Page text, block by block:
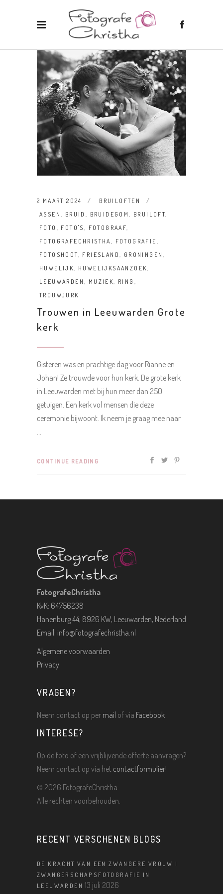
2 MAART 2024
BRUILOFTEN
ASSEN , BRUID , BRUIDEGOM, BRUILOFT,
FOTO , FOTO'S , FOTOGRAAF,
FOTOGRAFECHRISTHA, FOTOGRAFIE ,
FOTOSHOOT, FRIESLAND, GRONINGEN,
HUWELIJK, HUWELIJKSAANZOEK,
LEEUWARDEN, MUZIEK, RING ,
TROUWJURK
Trouwen in Leeuwarden Grote
kerk
Gisteren was en prachtige dag voor Rianne en
Johan! Ze trouwde voor hun kerk. De grote kerk
in Leeuwarden met bij hun meer dan 250
getuigen. Een kerk vol mensen die deze
ceremonie bijwoont. Ik neem je graag mee naar
CONTINUE READING
FotografeChristha
KvK: 64756238
Hanenburg 44, 8926 KW, Leeuwarden, Nederland
Email: info@fotografechristha.nl
Algemene voorwaarden
Privacy
VRAGEN?
Neem contact op per mail of via Facebook
INTERESE?
Op de foto of een vrijblijvende offerte aanvragen?
Neem contact op via het contactformulier!
© 2026 FotografeChristha.
Alle rechten voorbehouden.
RECENT VERSCHENEN BLOGS
DE KRACHT VAN EEN ZWANGERE VROUW |
ZWANGERSCHAPSFOTOGRAFIE IN
LEEUWARDEN 13 juli 2026